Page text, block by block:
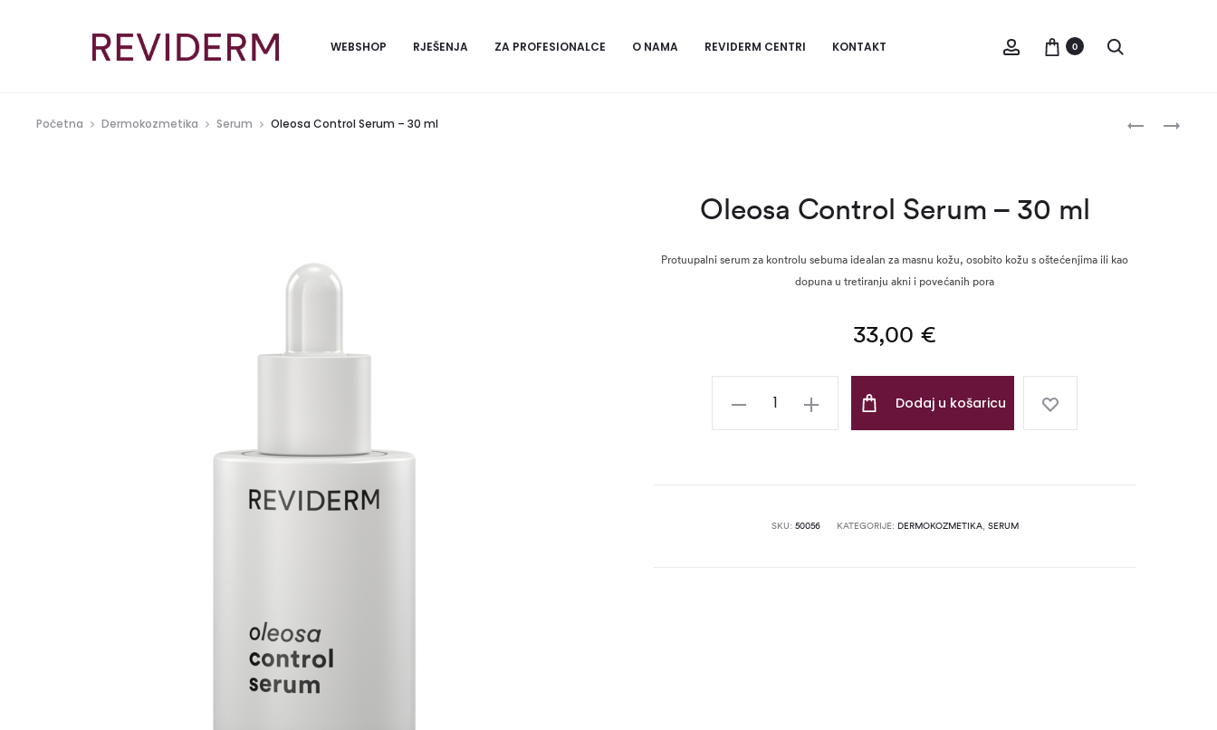
WEBSHOP RJEŠENJA ZA PROFESIONALCE O NAMA REVIDERM CENTRI KONTAKT Account 0
YOUTH
OLEOSA
Početna Dermokozmetika Serum Oleosa Control Serum – 30 ml
Oleosa Control Serum – 30 ml
Protuupalni serum za kontrolu sebuma idealan za masnu kožu, osobito kožu s oštećenjima ili kao
dopuna u tretiranju akni i povećanih pora
33,00 €
Dodaj u košaricu
SKU: 50056 KATEGORIJE: DERMOKOZMETIKA, SERUM